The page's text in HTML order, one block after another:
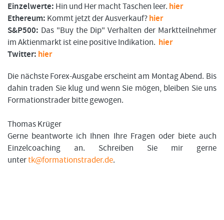
Einzelwerte: Hin und Her macht Taschen leer. hier
Ethereum: Kommt jetzt der Ausverkauf?hier
S&P500: Das "Buy the Dip" Verhalten der Marktteilnehmer
im Aktienmarkt ist eine positive Indikation. hier
Twitter: hier
Die nächste Forex-Ausgabe erscheint am Montag Abend. Bis
dahin traden Sie klug und wenn Sie mögen, bleiben Sie uns
Formationstrader bitte gewogen.
Thomas Krüger
Gerne beantworte ich Ihnen Ihre Fragen oder biete auch
Einzelcoaching an. Schreiben Sie mir gerne
untertk@formationstrader.de.